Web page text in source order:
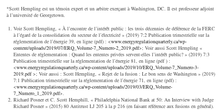
*Scott Hempling est un témoin expert et un arbitre exerçant à Washington, DC. Il est professeur adjoint
à l’université de Georgetown.
Voir Scott Hempling, « À l’encontre de l’intérêt public : les trois décennies de déférence de la FERC
à l’égard de la consolidation du secteur de l’électricité » (2019) 7:2 Publication trimestrielle sur la
réglementation de l’énergie 39, en ligne (pdf) : <www.energyregulationquarterly.ca/wp-
content/uploads/2019/07/ERQ_Volume-7_Numero-2_2019.pdf>; Voir aussi Scott Hempling «
Ententes de réglementation : Quand les ententes privées servent-elles l’intérêt public? » (2019) 7:3
Publication trimestrielle sur la réglementation de l’énergie 81, en ligne (pdf ) :
<www.energyregulationquarterly.ca/wp-content/uploads/2019/10/ERQ_Volume-7_Numero-3-
2019.pdf>; Voir aussi : Scott Hempling, « Rejet de la fusion : Le bon sens de Washington » (2019)
7:1 Publication trimestrielle sur la réglementation de l’énergie 71, en ligne (pdf) :
<www.energyregulationquarterly.ca/wp-content/uploads/2019/03/ERQ_Volume-
7_Numero_1_2019.pdf>.
Richard Posner et C. Scott Hemphill, « Philadelphia National Bank at 50: An Interview with Judge
Richard Posner » (2015) 80 Antitrust LJ 205 à la p 216 (en faisant référence aux fusions en général).